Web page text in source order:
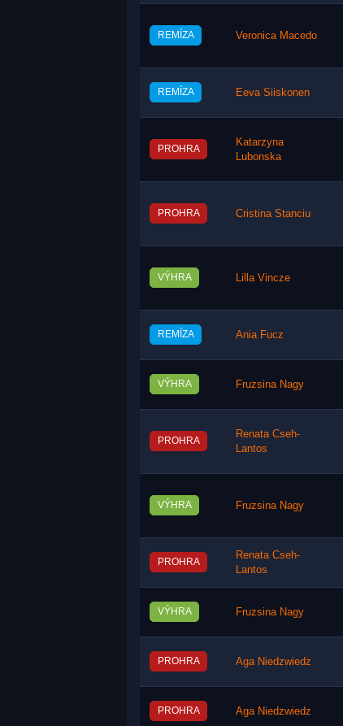
REMÍZA Veronica Macedo
REMÍZA Eeva Siiskonen
PROHRA
Katarzyna
Lubonska
PROHRA Cristina Stanciu
VÝHRA Lilla Vincze
REMÍZA Ania Fucz
VÝHRA Fruzsina Nagy
PROHRA
Renata Cseh-
Lantos
VÝHRA Fruzsina Nagy
PROHRA
Renata Cseh-
Lantos
VÝHRA Fruzsina Nagy
PROHRA Aga Niedzwiedz
PROHRA Aga Niedzwiedz